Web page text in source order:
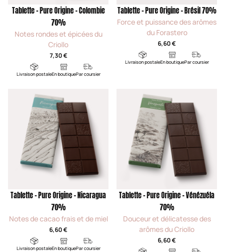
Tablette - Pure Origine - Colombie
70%
Notes rondes et épicées du
Criollo
7,30 €
Livraison postaleEn boutiquePar coursier
Tablette - Pure Origine - Brésil 70%
Force et puissance des arômes
du Forastero
6,60 €
Livraison postaleEn boutiquePar coursier
Tablette - Pure Origine - Nicaragua
70%
Notes de cacao frais et de miel
6,60 €
Livraison postaleEn boutiquePar coursier
Tablette - Pure Origine - Vénézuéla
70%
Douceur et délicatesse des
arômes du Criollo
6,60 €